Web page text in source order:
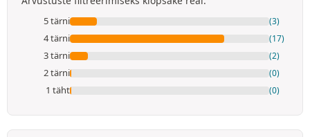
5 tärni (3)
4 tärni (17)
3 tärni (2)
2 tärni (0)
1 täht (0)